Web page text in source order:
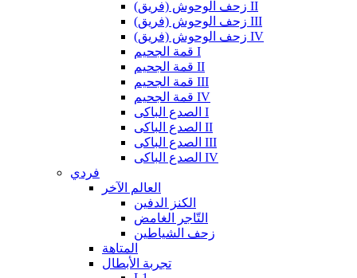
زحف الوحوش (فريق) II
زحف الوحوش (فريق) III
زحف الوحوش (فريق) IV
قمة الجحيم I
قمة الجحيم II
قمة الجحيم III
قمة الجحيم IV
الصدع الباكى I
الصدع الباكى II
الصدع الباكى III
الصدع الباكى IV
فردي
العالم الآخر
الكنز الدفين
التّاجر الغامض
زحف الشياطين
المتاهة
تجربة الأبطال